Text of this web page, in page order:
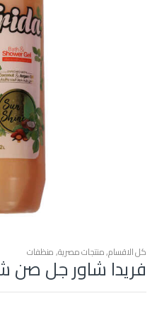
كل الاقسام,منتجات مصرية,منظفات
فريدا شاور جل صن شاين